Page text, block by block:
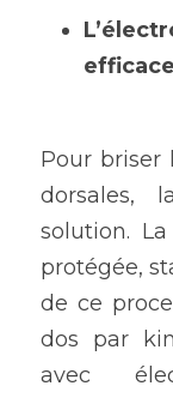
Pour briser
dorsales,
solution.
protégée,
de ce
dos par
avec